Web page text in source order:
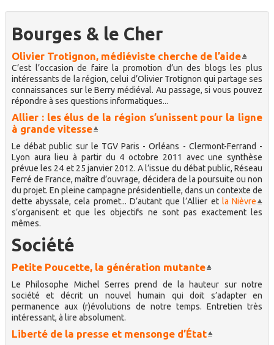
Bourges & le Cher
Olivier Trotignon, médiéviste cherche de l’aide
C’est l’occasion de faire la promotion d’un des blogs les plus
intéressants de la région, celui d’Olivier Trotignon qui partage ses
connaissances sur le Berry médiéval. Au passage, si vous pouvez
répondre à ses questions informatiques...
Allier : les élus de la région s’unissent pour la ligne
à grande vitesse
Le débat public sur le TGV Paris - Orléans - Clermont-Ferrand -
Lyon aura lieu à partir du 4 octobre 2011 avec une synthèse
prévue les 24 et 25 janvier 2012. A l’issue du débat public, Réseau
Ferré de France, maître d’ouvrage, décidera de la poursuite ou non
du projet. En pleine campagne présidentielle, dans un contexte de
dette abyssale, cela promet... D’autant que l’Allier et la Nièvre
s’organisent et que les objectifs ne sont pas exactement les
mêmes.
Société
Petite Poucette, la génération mutante
Le Philosophe Michel Serres prend de la hauteur sur notre
société et décrit un nouvel humain qui doit s’adapter en
permanence aux (r)évolutions de notre temps. Entretien très
intéressant, à lire absolument.
Liberté de la presse et mensonge d’État